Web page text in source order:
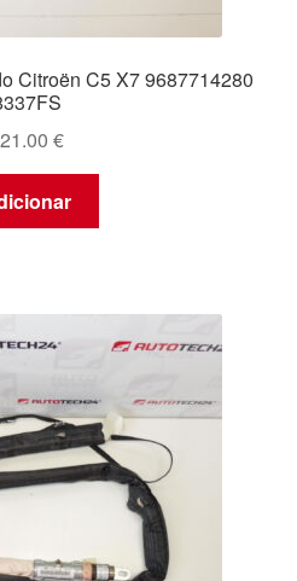
Citroën C5 X7 9687714280
€